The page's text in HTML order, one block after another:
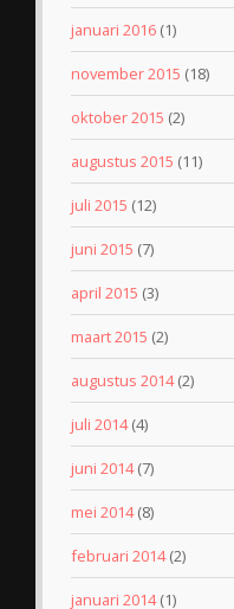
januari 2016 (1)
november 2015 (18)
oktober 2015 (2)
augustus 2015 (11)
juli 2015 (12)
juni 2015 (7)
april 2015 (3)
maart 2015 (2)
augustus 2014(2)
juli 2014(4)
juni 2014(7)
mei 2014(8)
februari 2014(2)
januari 2014(1)